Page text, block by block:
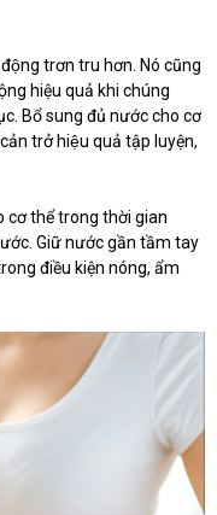
trơn tru hơn. Nó cũng
hiệu quả khi chúng
Bổ sung đủ nước cho cơ
trở hiệu quả tập luyện,
cơ thể trong thời gian
Giữ nước gần tầm tay
điều kiện nóng, ẩm